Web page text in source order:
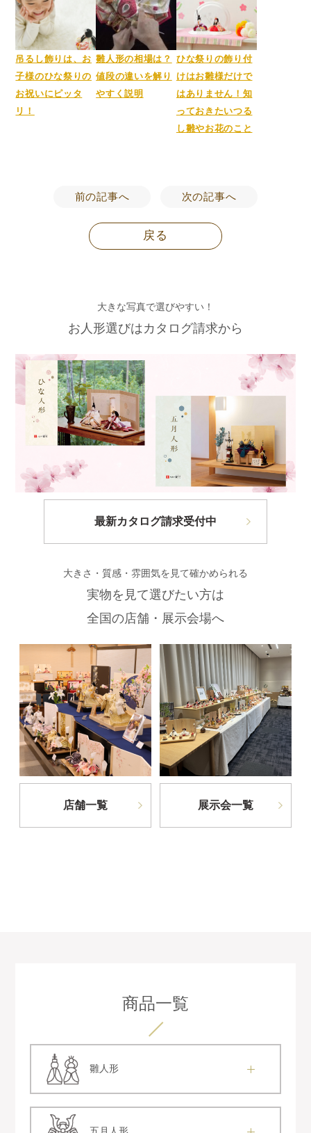
吊るし飾りは、お
子様のひな祭りの
お祝いにピッタ
リ！
雛人形の相場は？
値段の違いを解り
やすく説明
ひな祭りの飾り付
けはお雛様だけで
はありません！知
っておきたいつる
し雛やお花のこと
前の記事へ 次の記事へ
戻る
大きな写真で選びやすい！
お人形選びはカタログ請求から
最新カタログ請求受付中
大きさ・質感・雰囲気を見て確かめられる
実物を見て選びたい方は
全国の店舗・展示会場へ
店舗一覧 展示会一覧
商品一覧
雛人形